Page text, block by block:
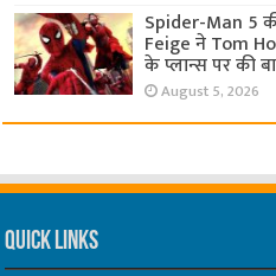
Spider-Man 5
Feige ने Tom
के प्लान्स पर की
August 5, 2026
Quick Links